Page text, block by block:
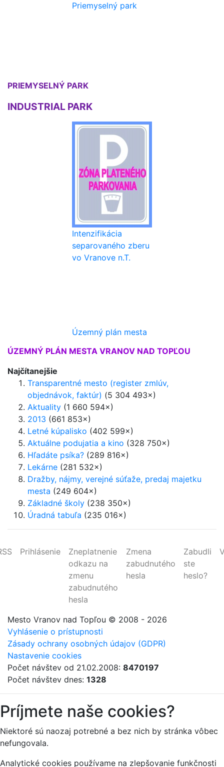
Priemyselný park
PRIEMYSELNÝ PARK
INDUSTRIAL PARK
Zóna plateného
parkovania
Intenzifikácia
separovaného zberu
vo Vranove n.T.
Územný plán mesta
ÚZEMNÝ PLÁN MESTA VRANOV NAD TOPĽOU
Najčítanejšie
Transparentné mesto (register zmlúv,
objednávok, faktúr) (5 304 493×)
Aktuality (1 660 594×)
2013 (661 853×)
Letné kúpalisko (402 599×)
Aktuálne podujatia a kino (328 750×)
Hľadáte psíka? (289 816×)
Lekárne (281 532×)
Dražby, nájmy, verejné súťaže, predaj majetku
mesta (249 604×)
Základné školy (238 350×)
Úradná tabuľa (235 016×)
Prihlásenie
Zneplatnenie
odkazu na
zmenu
zabudnutého
hesla
Zmena
zabudnutého
hesla
Zabudli
ste
heslo?
Mesto Vranov nad Topľou © 2008 - 2026
Vyhlásenie o prístupnosti
Zásady ochrany osobných údajov (GDPR)
Nastavenie cookies
Počet návštev od 21.02.2008: 8470197
Počet návštev dnes: 1328
Príjmete naše cookies?
Niektoré sú naozaj potrebné a bez nich by stránka vôbec
nefungovala.
Analytické cookies používame na zlepšovanie funkčnosti